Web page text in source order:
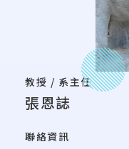
教授 / 系主任
張恩誌
聯絡資訊